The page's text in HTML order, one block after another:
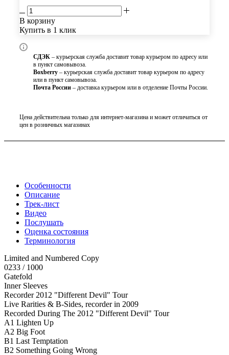
В корзину
Купить в 1 клик
СДЭК – курьерская служба доставит товар курьером по адресу или
в пункт самовывоза.
Boxberry – курьерская служба доставит товар курьером по адресу
или в пункт самовывоза.
Почта России – доставка курьером или в отделение Почты России.
Цена действительна только для интернет-магазина и может отличаться от
цен в розничных магазинах
Особенности
Описание
Трек-лист
Видео
Послушать
Оценка состояния
Терминология
Limited and Numbered Copy
0233 / 1000
Gatefold
Inner Sleeves
Recorder 2012 "Different Devil" Tour
Live Rarities & B-Sides, recorder in 2009
Recorded During The 2012 "Different Devil" Tour
A1 Lighten Up
A2 Big Foot
B1 Last Temptation
B2 Something Going Wrong